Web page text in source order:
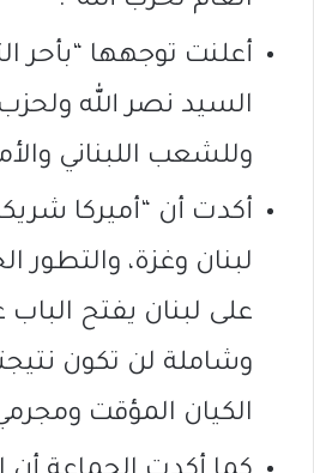
أعلنت توجهها “بأحر
السيد نصر الله
وللشعب اللبناني
أكدت أن “أميركا
لبنان وغزة، والتطور
على لبنان يفتح
وشاملة لن تكون
الكيان المؤقت